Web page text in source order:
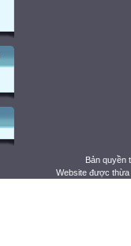
Bản quyền
Website được